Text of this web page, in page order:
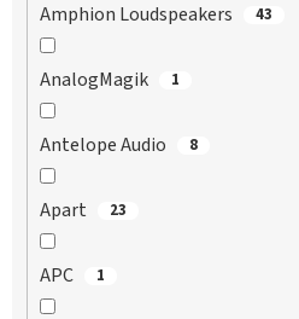
Amphion Loudspeakers 43
AnalogMagik 1
Antelope Audio 8
Apart 23
APC 1